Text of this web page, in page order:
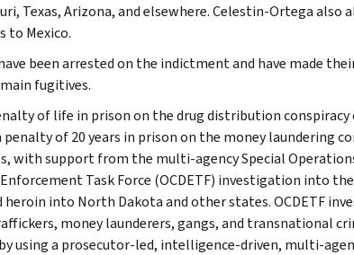
Texas, Arizona, and elsewhere. Celestin-Ortega also
to Mexico.
been arrested on the indictment and have made
fugitives.
of life in prison on the drug distribution conspiracy
of 20 years in prison on the money laundering
with support from the multi-agency Special
Task Force (OCDETF) investigation into
into North Dakota and other states. OCDETF
money launderers, gangs, and transnational
using a prosecutor-led, intelligence-driven, multi-